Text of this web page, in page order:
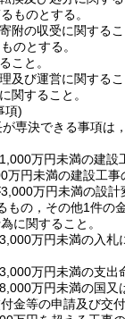
ものとする。
附の収受に関するこ
のとする。
こと。
及び運営に関するこ
関すること。
項)
が専決できる事項は
万円未満の建設
万円未満の建設工
万円未満の設
もの，その他1件の
に関すること。
万円未満の入札
万円未満の支出
万円未満の国又
金等の申請及び交